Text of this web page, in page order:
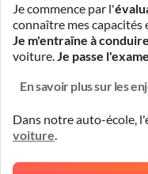
Je commence par l'
connaître mes capacités
Je m'entraîne à conduire
voiture. Je passe
En savoir plus sur les
Dans notre auto-école,
voiture